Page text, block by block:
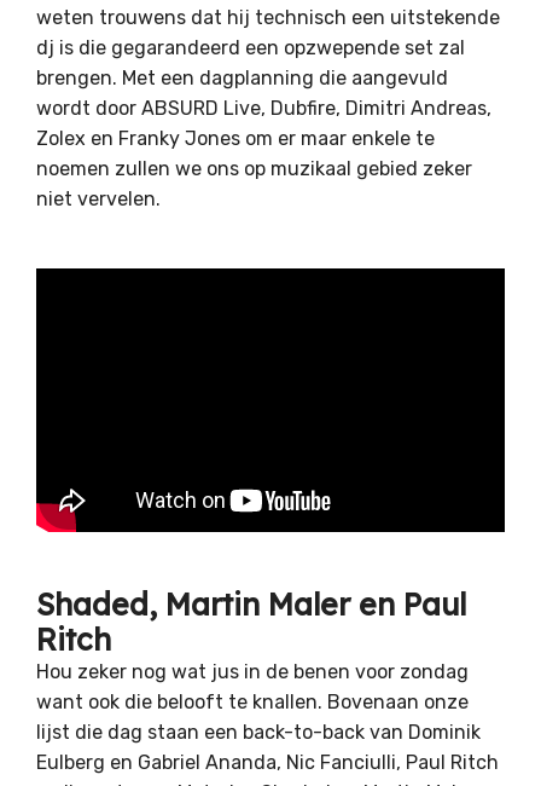
weten trouwens dat hij technisch een uitstekende
dj is die gegarandeerd een opzwepende set zal
brengen. Met een dagplanning die aangevuld
wordt door ABSURD Live, Dubfire, Dimitri Andreas,
Zolex en Franky Jones om er maar enkele te
noemen zullen we ons op muzikaal gebied zeker
niet vervelen.
Shaded, Martin Maler en Paul
Ritch
Hou zeker nog wat jus in de benen voor zondag
want ook die belooft te knallen. Bovenaan onze
lijst die dag staan een back-to-back van Dominik
Eulberg en Gabriel Ananda, Nic Fanciulli, Paul Ritch